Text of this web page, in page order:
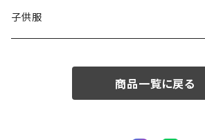
50/XL～
48/L
子供服
商品一覧に戻る